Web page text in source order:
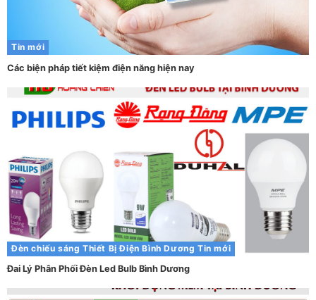
Tin mới
Các biện pháp tiết kiệm điện năng hiện nay
Đèn chiếu sáng Thiết Bị Điện Bình Dương Tin mới
Đai Lý Phân Phối Đèn Led Bulb Bình Dương